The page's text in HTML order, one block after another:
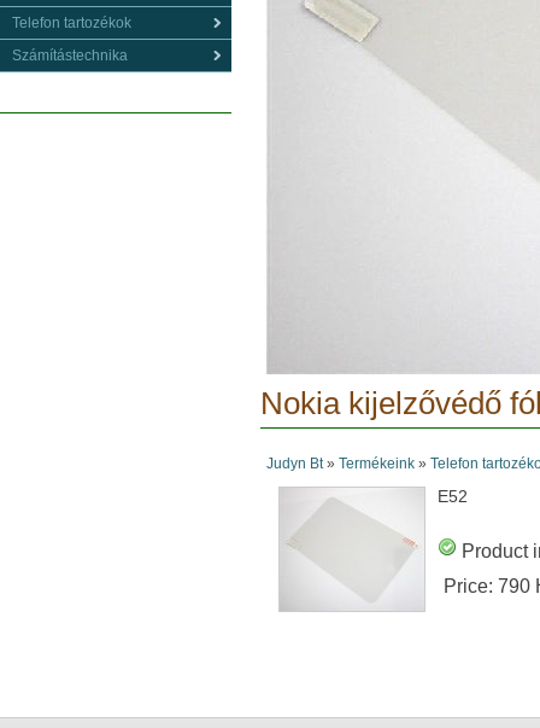
Nokia kijelzővédő
Judyn Bt» Termékeink» Telefon
E52
Product
Price: 790
Telefon tartozékok
Számítástechnika